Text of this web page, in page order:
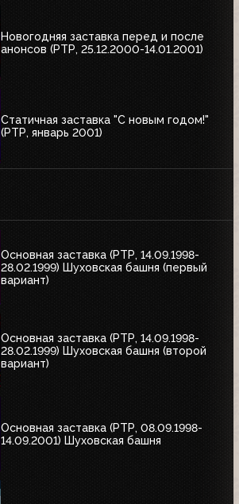
Новогодняя заставка перед и после
анонсов (РТР, 25.12.2000-14.01.2001)
Статичная заставка "С новым годом!"
(РТР, январь 2001)
Основная заставка (РТР, 14.09.1998-
28.02.1999) Шуховская башня (первый
вариант)
Основная заставка (РТР, 14.09.1998-
28.02.1999) Шуховская башня (второй
вариант)
Основная заставка (РТР, 08.09.1998-
14.09.2001) Шуховская башня